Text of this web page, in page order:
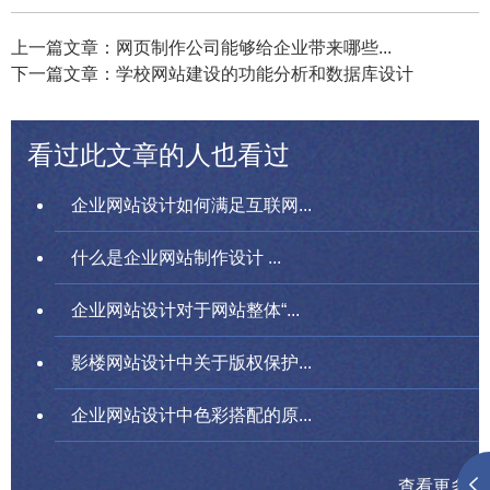
上一篇文章：网页制作公司能够给企业带来哪些...
下一篇文章：学校网站建设的功能分析和数据库设计
看过此文章的人也看过
企业网站设计如何满足互联网...
什么是企业网站制作设计 ...
企业网站设计对于网站整体“...
影楼网站设计中关于版权保护...
企业网站设计中色彩搭配的原...